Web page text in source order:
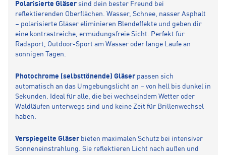
Polarisierte Gläsersind dein bester Freund bei
reflektierenden Oberflächen. Wasser, Schnee, nasser Asphalt
– polarisierte Gläser eliminieren Blendeffekte und geben dir
eine kontrastreiche, ermüdungsfreie Sicht. Perfekt für
Radsport, Outdoor-Sport am Wasser oder lange Läufe an
sonnigen Tagen.
Photochrome (selbsttönende) Gläserpassen sich
automatisch an das Umgebungslicht an – von hell bis dunkel in
Sekunden. Ideal für alle, die bei wechselndem Wetter oder
Waldläufen unterwegs sind und keine Zeit für Brillenwechsel
haben.
Verspiegelte Gläserbieten maximalen Schutz bei intensiver
Sonneneinstrahlung. Sie reflektieren Licht nach außen und